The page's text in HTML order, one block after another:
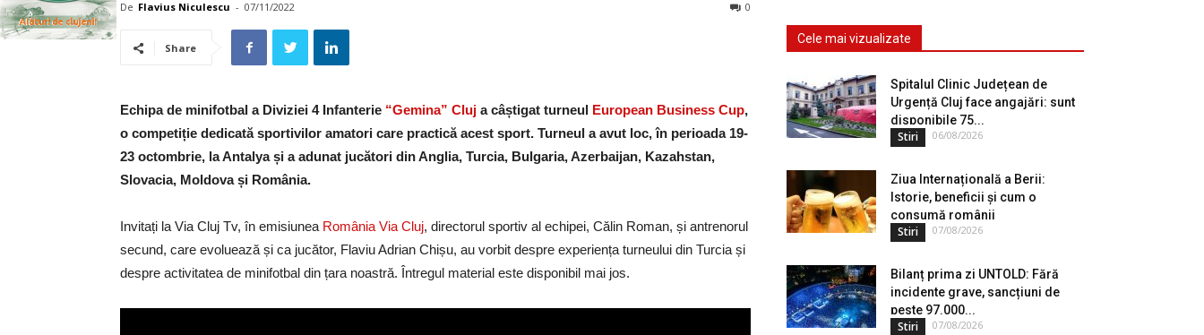
De Flavius Niculescu - 07/11/2022 0
Share
Echipa de minifotbal a Diviziei 4 Infanterie “Gemina” Cluj a câștigat turneul European Business Cup,
o competiție dedicată sportivilor amatori care practică acest sport. Turneul a avut loc, în perioada 19-
23 octombrie, la Antalya și a adunat jucători din Anglia, Turcia, Bulgaria, Azerbaijan, Kazahstan,
Slovacia, Moldova și România.
Invitați la Via Cluj Tv, în emisiunea România Via Cluj, directorul sportiv al echipei, Călin Roman, și antrenorul
secund, care evoluează și ca jucător, Flaviu Adrian Chișu, au vorbit despre experiența turneului din Turcia și
despre activitatea de minifotbal din țara noastră. Întregul material este disponibil mai jos.
Cele mai vizualizate
Spitalul Clinic Județean de
Urgență Cluj face angajări: sunt
disponibile 75...
Stiri 06/08/2026
Ziua Internațională a Berii:
Istorie, beneficii și cum o
consumă românii
Stiri 07/08/2026
Bilanț prima zi UNTOLD: Fără
incidente grave, sancțiuni de
peste 97.000...
Stiri 07/08/2026